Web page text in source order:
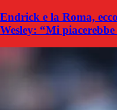
Endrick e la Roma,
Wesley: “Mi